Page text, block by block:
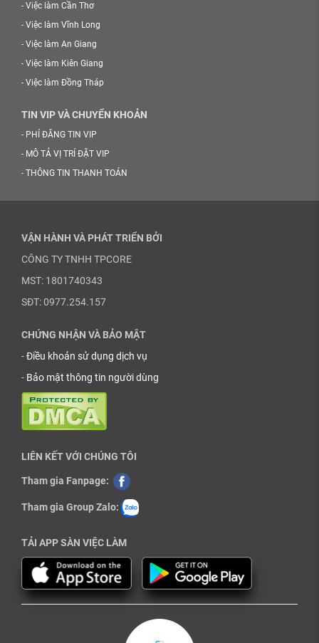
- Việc làm Cần Thơ
- Việc làm Vĩnh Long
- Việc làm An Giang
- Việc làm Kiên Giang
- Việc làm Đồng Tháp
TIN VIP VÀ CHUYỂN KHOẢN
- PHÍ ĐĂNG TIN VIP
- MÔ TẢ VỊ TRÍ ĐẶT VIP
- THÔNG TIN THANH TOÁN
VẬN HÀNH VÀ PHÁT TRIỂN BỞI
CÔNG TY TNHH TPCORE
MST: 1801740343
SĐT: 0977.254.157
CHỨNG NHẬN VÀ BẢO MẬT
-Điều khoản sử dụng dịch vụ
- Bảo mật thông tin người dùng
LIÊN KẾT VỚI CHÚNG TÔI
Tham gia Fanpage:
Tham gia Group Zalo:
TẢI APP SÀN VIỆC LÀM